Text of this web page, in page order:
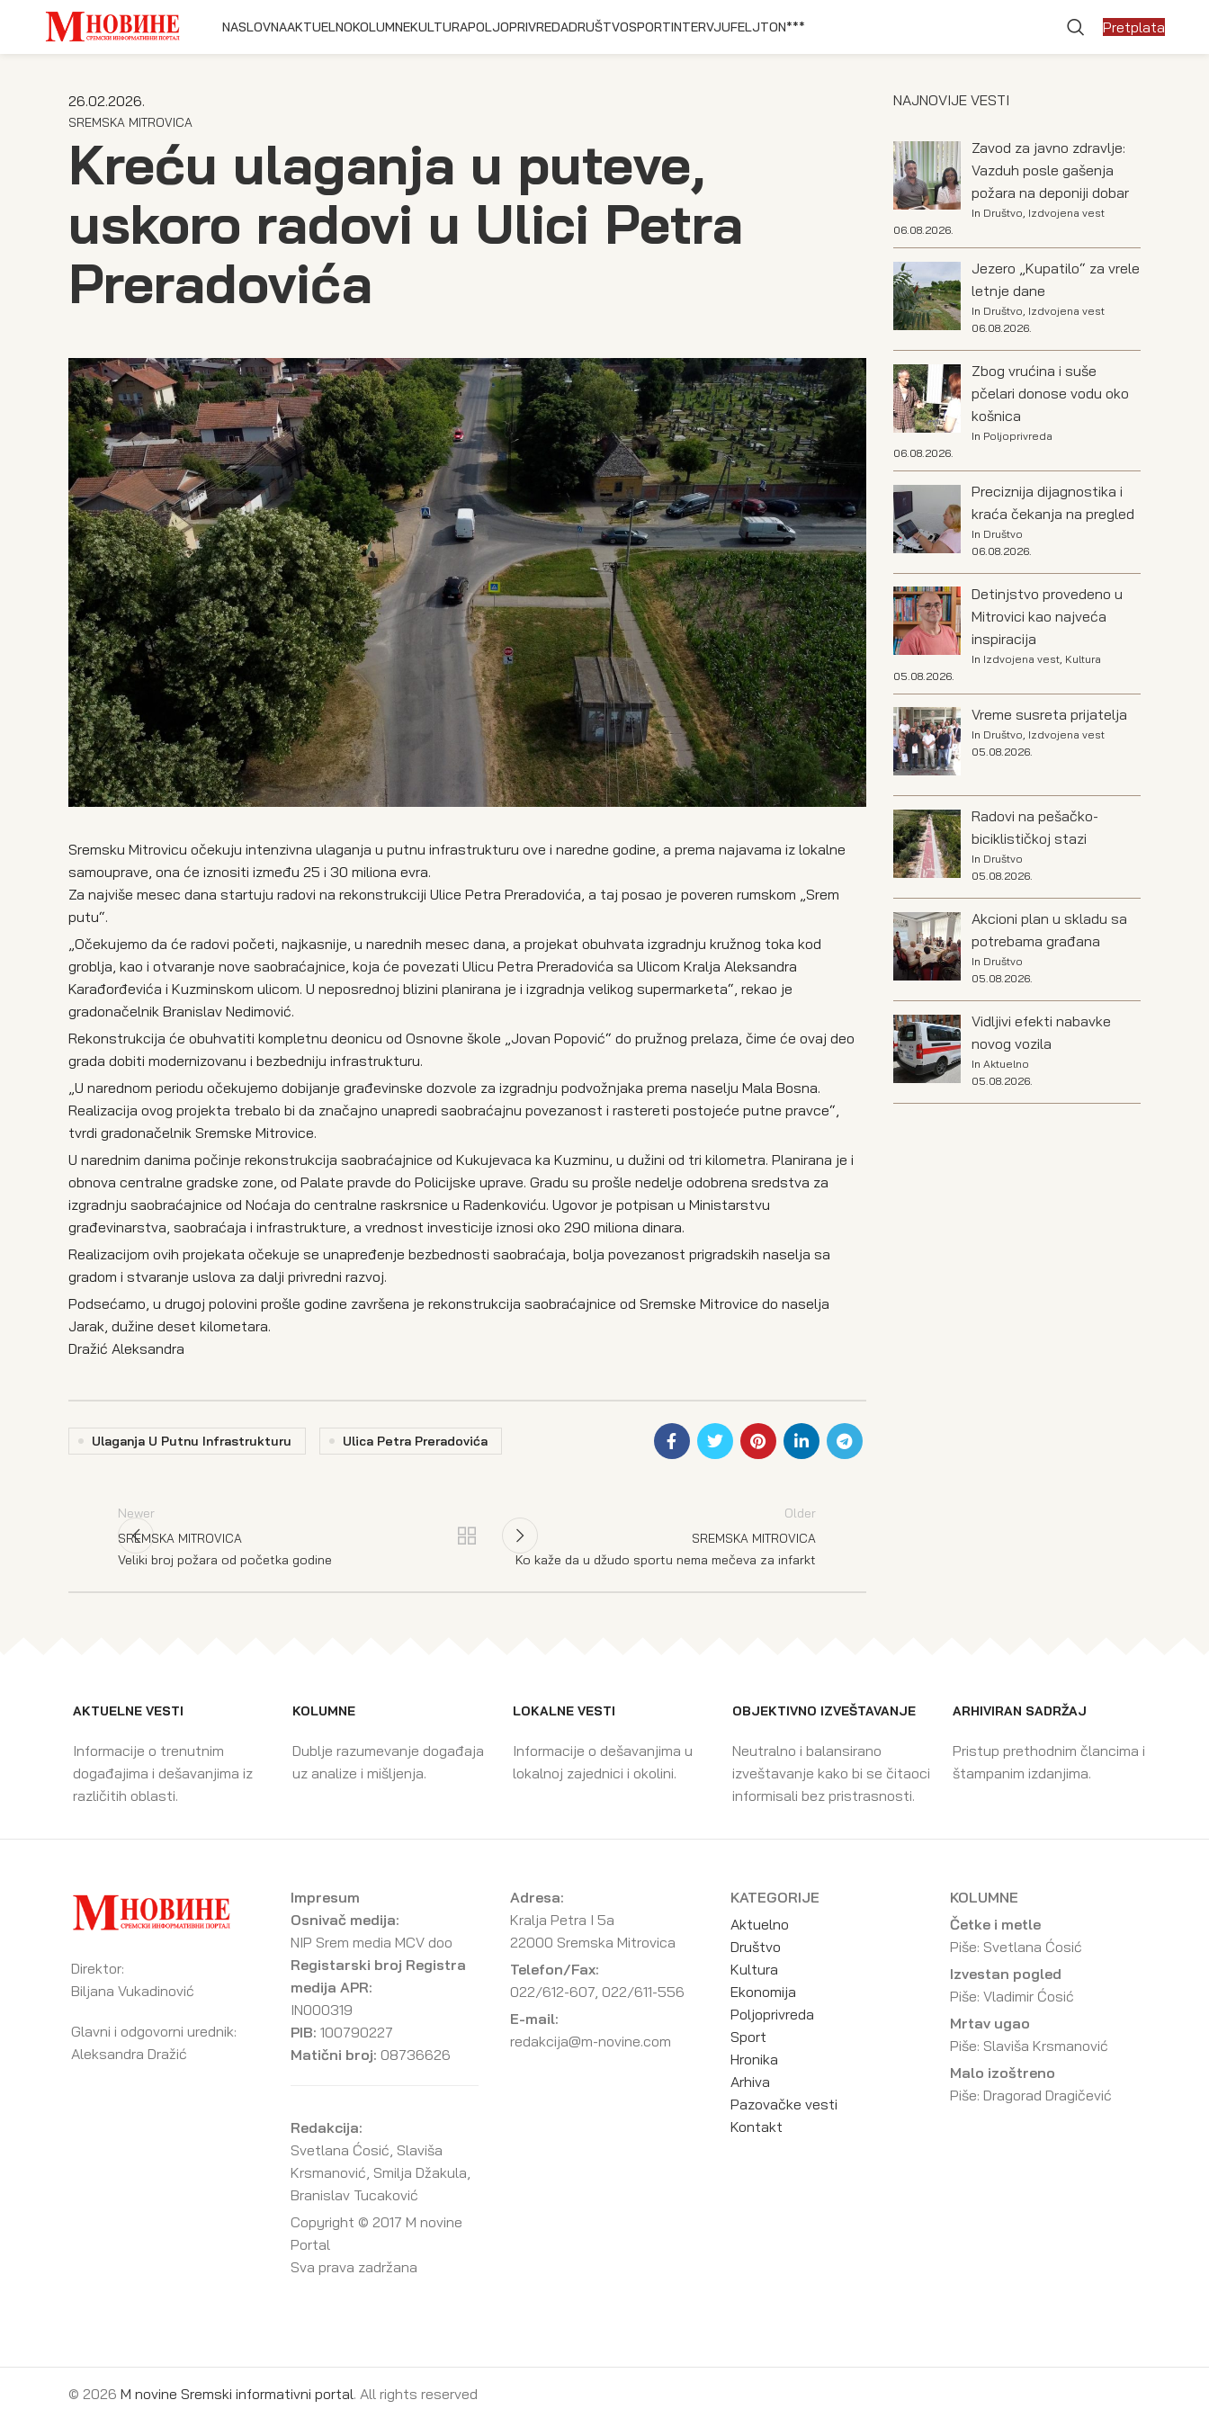
NASLOVNAAKTUELNOKOLUMNEKULTURAPOLJOPRIVREDADRUŠTVOSPORTINTERVJUFELJTON*** Pretplata
26.02.2026.
SREMSKA MITROVICA
Kreću ulaganja u puteve,
uskoro radovi u Ulici Petra
Preradovića
Sremsku Mitrovicu očekuju intenzivna ulaganja u putnu infrastrukturu ove i naredne godine, a prema najavama iz lokalne
samouprave, ona će iznositi između 25 i 30 miliona evra.
Za najviše mesec dana startuju radovi na rekonstrukciji Ulice Petra Preradovića, a taj posao je poveren rumskom „Srem
putu“.
„Očekujemo da će radovi početi, najkasnije, u narednih mesec dana, a projekat obuhvata izgradnju kružnog toka kod
groblja, kao i otvaranje nove saobraćajnice, koja će povezati Ulicu Petra Preradovića sa Ulicom Kralja Aleksandra
Karađorđevića i Kuzminskom ulicom. U neposrednoj blizini planirana je i izgradnja velikog supermarketa“, rekao je
gradonačelnik Branislav Nedimović.
Rekonstrukcija će obuhvatiti kompletnu deonicu od Osnovne škole „Jovan Popović“ do pružnog prelaza, čime će ovaj deo
grada dobiti modernizovanu i bezbedniju infrastrukturu.
„U narednom periodu očekujemo dobijanje građevinske dozvole za izgradnju podvožnjaka prema naselju Mala Bosna.
Realizacija ovog projekta trebalo bi da značajno unapredi saobraćajnu povezanost i rastereti postojeće putne pravce“,
tvrdi gradonačelnik Sremske Mitrovice.
U narednim danima počinje rekonstrukcija saobraćajnice od Kukujevaca ka Kuzminu, u dužini od tri kilometra. Planirana je i
obnova centralne gradske zone, od Palate pravde do Policijske uprave. Gradu su prošle nedelje odobrena sredstva za
izgradnju saobraćajnice od Noćaja do centralne raskrsnice u Radenkoviću. Ugovor je potpisan u Ministarstvu
građevinarstva, saobraćaja i infrastrukture, a vrednost investicije iznosi oko 290 miliona dinara.
Realizacijom ovih projekata očekuje se unapređenje bezbednosti saobraćaja, bolja povezanost prigradskih naselja sa
gradom i stvaranje uslova za dalji privredni razvoj.
Podsećamo, u drugoj polovini prošle godine završena je rekonstrukcija saobraćajnice od Sremske Mitrovice do naselja
Jarak, dužine deset kilometara.
Dražić Aleksandra
Ulaganja U Putnu Infrastrukturu Ulica Petra Preradovića
Newer
SREMSKA MITROVICA
Veliki broj požara od početka godine
Older
SREMSKA MITROVICA
Ko kaže da u džudo sportu nema mečeva za infarkt
NAJNOVIJE VESTI
Zavod za javno zdravlje:
Vazduh posle gašenja
požara na deponiji dobar
In Društvo, Izdvojena vest
06.08.2026.
Jezero „Kupatilo“ za vrele
letnje dane
In Društvo, Izdvojena vest
06.08.2026.
Zbog vrućina i suše
pčelari donose vodu oko
košnica
In Poljoprivreda
06.08.2026.
Preciznija dijagnostika i
kraća čekanja na pregled
In Društvo
06.08.2026.
Detinjstvo provedeno u
Mitrovici kao najveća
inspiracija
In Izdvojena vest, Kultura
05.08.2026.
Vreme susreta prijatelja
In Društvo Izdvojena vest
05.08.2026.
Radovi na pešačko-
biciklističkoj stazi
In Društvo
05.08.2026.
Akcioni plan u skladu sa
potrebama građana
In Društvo
05.08.2026.
Vidljivi efekti nabavke
novog vozila
In Aktuelno
05.08.2026.
AKTUELNE VESTI
Informacije o trenutnim
događajima i dešavanjima iz
različitih oblasti.
KOLUMNE
Dublje razumevanje događaja
uz analize i mišljenja.
LOKALNE VESTI
Informacije o dešavanjima u
lokalnoj zajednici i okolini.
OBJEKTIVNO IZVEŠTAVANJE
Neutralno i balansirano
izveštavanje kako bi se čitaoci
informisali bez pristrasnosti.
ARHIVIRAN SADRŽAJ
Pristup prethodnim člancima i
štampanim izdanjima.
Direktor:
Biljana Vukadinović
Glavni i odgovorni urednik:
Aleksandra Dražić
Impresum
Osnivač medija:
NIP Srem media MCV doo
Registarski broj Registra
medija APR:
IN000319
PIB: 100790227
Matični broj: 08736626
Redakcija:
Svetlana Ćosić, Slaviša
Krsmanović, Smilja Džakula,
Branislav Tucaković
Copyright © 2017 M novine
Portal
Sva prava zadržana
Adresa:
Kralja Petra I 5a
22000 Sremska Mitrovica
Telefon/Fax:
022/612-607, 022/611-556
E-mail:
redakcija@m-novine.com
KATEGORIJE
Aktuelno
Društvo
Kultura
Ekonomija
Poljoprivreda
Sport
Hronika
Arhiva
Pazovačke vesti
Kontakt
KOLUMNE
Četke i metle
Piše: Svetlana Ćosić
Izvestan pogled
Piše: Vladimir Ćosić
Mrtav ugao
Piše: Slaviša Krsmanović
Malo izoštreno
Piše: Dragorad Dragičević
© 2026 M novine Sremski informativni portal. All rights reserved